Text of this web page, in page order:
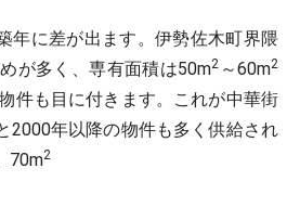
年に差が出ます。伊勢佐木町界隈
が多く、専有面積は50m2 ～60m2
件も目に付きます。これが中華街
2000年以降の物件も多く供給され
70m2